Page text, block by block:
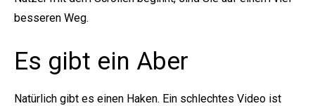
besseren Weg.
Es gibt ein Aber
Natürlich gibt es einen Haken. Ein schlechtes Video ist